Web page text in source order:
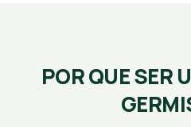
POR QUE SER